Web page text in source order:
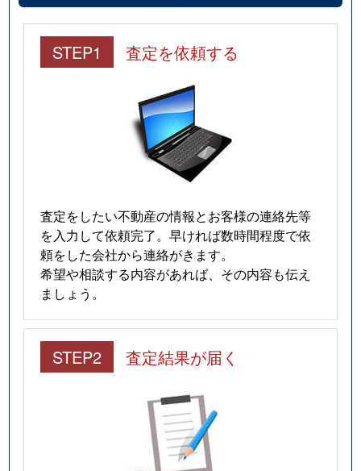
STEP1 査定を依頼する
査定をしたい不動産の情報とお客様の連絡先等
を入力して依頼完了。早ければ数時間程度で依
頼をした会社から連絡がきます。
希望や相談する内容があれば、その内容も伝え
ましょう。
STEP2 査定結果が届く